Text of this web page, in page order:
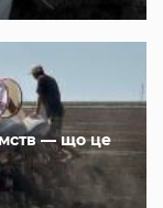
— що це